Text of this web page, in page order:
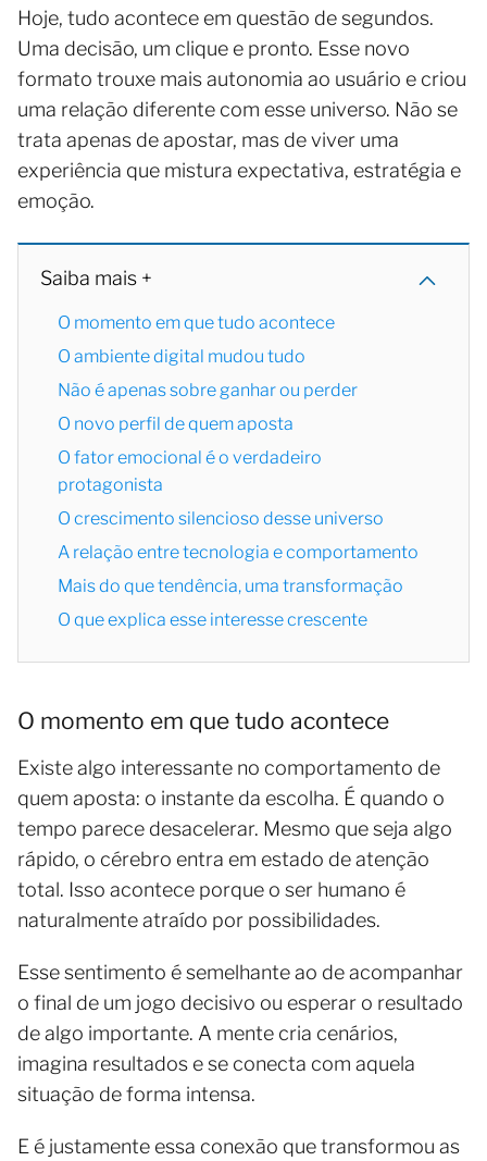
Hoje, tudo acontece em questão de segundos.
Uma decisão, um clique e pronto. Esse novo
formato trouxe mais autonomia ao usuário e criou
uma relação diferente com esse universo. Não se
trata apenas de apostar, mas de viver uma
experiência que mistura expectativa, estratégia e
emoção.
Saiba mais +
O momento em que tudo acontece
O ambiente digital mudou tudo
Não é apenas sobre ganhar ou perder
O novo perfil de quem aposta
O fator emocional é o verdadeiro
protagonista
O crescimento silencioso desse universo
A relação entre tecnologia e comportamento
Mais do que tendência, uma transformação
O que explica esse interesse crescente
O momento em que tudo acontece
Existe algo interessante no comportamento de
quem aposta: o instante da escolha. É quando o
tempo parece desacelerar. Mesmo que seja algo
rápido, o cérebro entra em estado de atenção
total. Isso acontece porque o ser humano é
naturalmente atraído por possibilidades.
Esse sentimento é semelhante ao de acompanhar
o final de um jogo decisivo ou esperar o resultado
de algo importante. A mente cria cenários,
imagina resultados e se conecta com aquela
situação de forma intensa.
E é justamente essa conexão que transformou as